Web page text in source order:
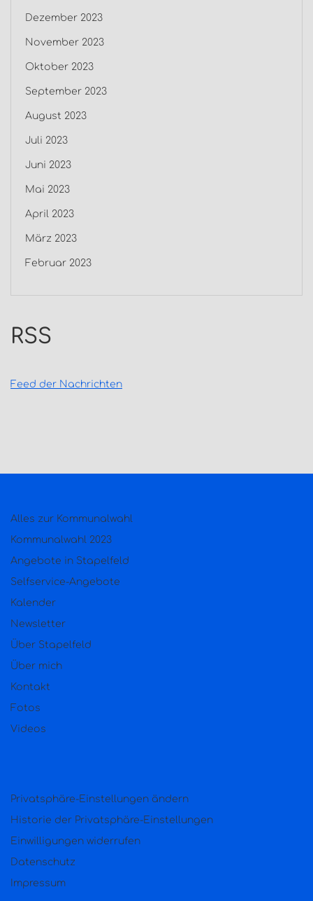
Dezember 2023
November 2023
Oktober 2023
September 2023
August 2023
Juli 2023
Juni 2023
Mai 2023
April 2023
März 2023
Februar 2023
RSS
Feed der Nachrichten
Alles zur Kommunalwahl
Kommunalwahl 2023
Angebote in Stapelfeld
Selfservice-Angebote
Kalender
Newsletter
Über Stapelfeld
Über mich
Kontakt
Fotos
Videos
Privatsphäre-Einstellungen ändern
Historie der Privatsphäre-Einstellungen
Einwilligungen widerrufen
Datenschutz
Impressum